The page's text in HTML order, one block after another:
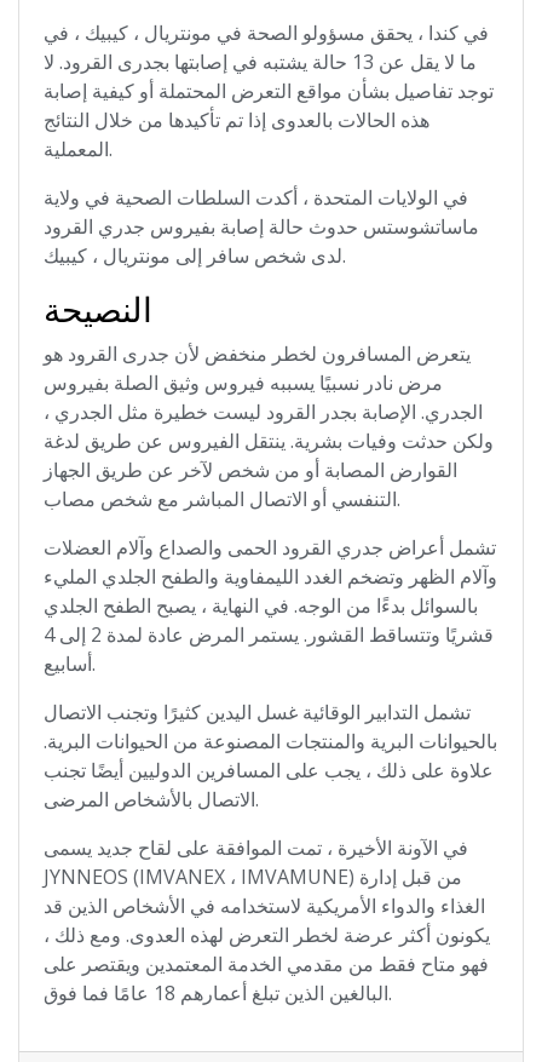
في كندا ، يحقق مسؤولو الصحة في مونتريال ، كيبيك ، في
ما لا يقل عن 13 حالة يشتبه في إصابتها بجدرى القرود. لا
توجد تفاصيل بشأن مواقع التعرض المحتملة أو كيفية إصابة
هذه الحالات بالعدوى إذا تم تأكيدها من خلال النتائج
المعملية.
في الولايات المتحدة ، أكدت السلطات الصحية في ولاية
ماساتشوستس حدوث حالة إصابة بفيروس جدري القرود
لدى شخص سافر إلى مونتريال ، كيبيك.
النصيحة
يتعرض المسافرون لخطر منخفض لأن جدرى القرود هو
مرض نادر نسبيًا يسببه فيروس وثيق الصلة بفيروس
الجدري. الإصابة بجدر القرود ليست خطيرة مثل الجدري ،
ولكن حدثت وفيات بشرية. ينتقل الفيروس عن طريق لدغة
القوارض المصابة أو من شخص لآخر عن طريق الجهاز
التنفسي أو الاتصال المباشر مع شخص مصاب.
تشمل أعراض جدري القرود الحمى والصداع وآلام العضلات
وآلام الظهر وتضخم الغدد الليمفاوية والطفح الجلدي المليء
بالسوائل بدءًا من الوجه. في النهاية ، يصبح الطفح الجلدي
قشريًا وتتساقط القشور. يستمر المرض عادة لمدة 2 إلى 4
أسابيع.
تشمل التدابير الوقائية غسل اليدين كثيرًا وتجنب الاتصال
بالحيوانات البرية والمنتجات المصنوعة من الحيوانات البرية.
علاوة على ذلك ، يجب على المسافرين الدوليين أيضًا تجنب
الاتصال بالأشخاص المرضى.
في الآونة الأخيرة ، تمت الموافقة على لقاح جديد يسمى
JYNNEOS (IMVANEX ، IMVAMUNE) من قبل إدارة
الغذاء والدواء الأمريكية لاستخدامه في الأشخاص الذين قد
يكونون أكثر عرضة لخطر التعرض لهذه العدوى. ومع ذلك ،
فهو متاح فقط من مقدمي الخدمة المعتمدين ويقتصر على
البالغين الذين تبلغ أعمارهم 18 عامًا فما فوق.